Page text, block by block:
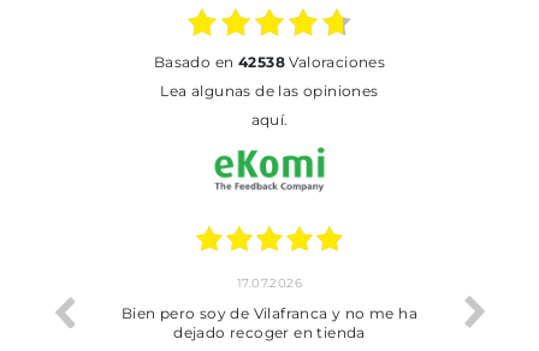
basado en 42538Valoraciones
Lea algunas de las opiniones
aquí.
trobat
17.07.2026
Bien pero soy de Vilafranca y no me ha
dejado recoger en tienda